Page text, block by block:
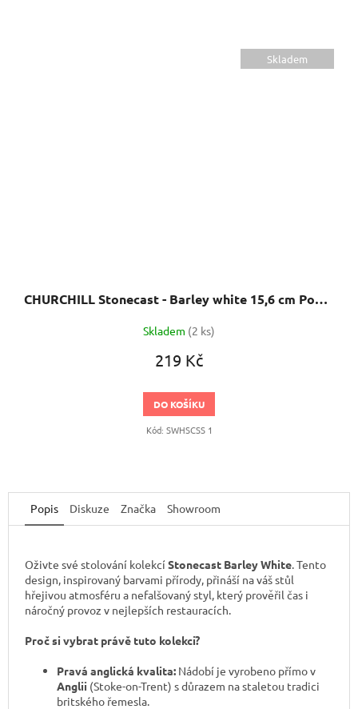
Skladem
CHURCHILL Stonecast - Barley white 15,6 cm Podšálek
Skladem (2 ks)
219 Kč
DO KOŠÍKU
Kód: SWHSCSS 1
Popis Diskuze Značka Showroom
Oživte své stolování kolekcí Stonecast Barley White. Tento
design, inspirovaný barvami přírody, přináší na váš stůl
hřejivou atmosféru a nefalšovaný styl, který prověřil čas i
náročný provoz v nejlepších restauracích.
Proč si vybrat právě tuto kolekci?
Pravá anglická kvalita: Nádobí je vyrobeno přímo v
Anglii (Stoke-on-Trent) s důrazem na staletou tradici
britského řemesla.